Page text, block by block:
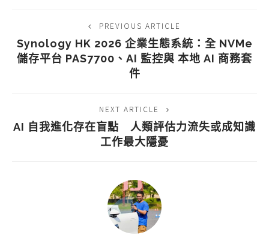
PREVIOUS ARTICLE
Synology HK 2026 企業生態系統：全 NVMe
儲存平台 PAS7700、AI 監控與 本地 AI 商務套
件
NEXT ARTICLE
AI 自我進化存在盲點 人類評估力流失或成知識
工作最大隱憂